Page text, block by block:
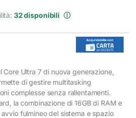
32 disponibili ⓘ
Core Ultra 7 di nuova generazione,
di gestire multitasking
complesse senza rallentamenti.
la combinazione di 16GB di RAM e
fulmineo del sistema e spazio